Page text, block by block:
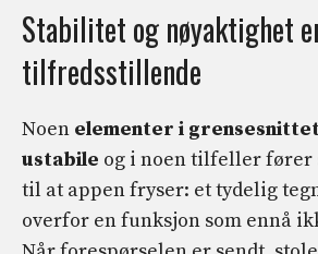
Stabilitet og nøyaktighet
tilfredsstillende
Noen elementer i
ustabile og i noen tilfeller fører
til at appen fryser: et tydelig
overfor en funksjon som ennå